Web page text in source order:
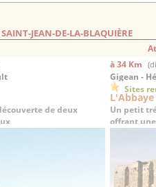
SAINT-JEAN-DE-LA-BLAQUIÈRE
de deux
à 34 Km
Gigean -
Sites
Un petit
offrant